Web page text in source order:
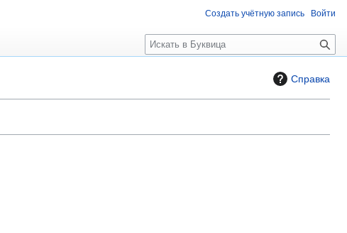
Справка
Создать учётную запись Войти
П
о
к